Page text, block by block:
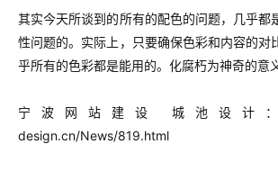
其实今天所谈到的所有的配色的问题，几乎都
性问题的。实际上，只要确保色彩和内容的对
乎所有的色彩都是能用的。化腐朽为神奇的意
宁波网站建设 城池设计：
design.cn/News/819.html